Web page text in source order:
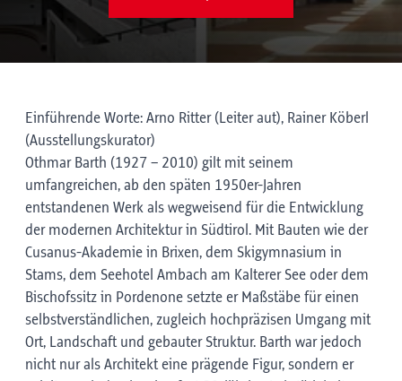
Einführende Worte: Arno Ritter (Leiter aut), Rainer Köberl
(Ausstellungskurator)
Othmar Barth (1927 – 2010) gilt mit seinem
umfangreichen, ab den späten 1950er-Jahren
entstandenen Werk als wegweisend für die Entwicklung
der modernen Architektur in Südtirol. Mit Bauten wie der
Cusanus-Akademie in Brixen, dem Skigymnasium in
Stams, dem Seehotel Ambach am Kalterer See oder dem
Bischofssitz in Pordenone setzte er Maßstäbe für einen
selbstverständlichen, zugleich hochpräzisen Umgang mit
Ort, Landschaft und gebauter Struktur. Barth war jedoch
nicht nur als Architekt eine prägende Figur, sondern er